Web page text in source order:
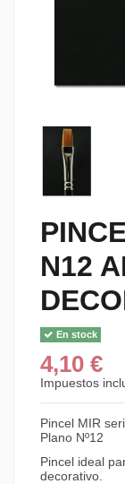
N12
En stock
4,10 €
Impuestos
Pincel MIR
Plano Nº12
Pincel ideal
decorativo.